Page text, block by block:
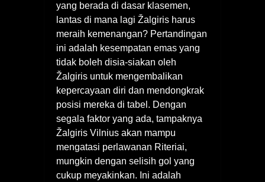
yang berada di dasar klasemen,
lantas di mana lagi Žalgiris harus
meraih kemenangan? Pertandingan
ini adalah kesempatan emas yang
tidak boleh disia-siakan oleh
Žalgiris untuk mengembalikan
kepercayaan diri dan mendongkrak
posisi mereka di tabel. Dengan
segala faktor yang ada, tampaknya
Žalgiris Vilnius akan mampu
mengatasi perlawanan Riteriai,
mungkin dengan selisih gol yang
cukup meyakinkan. Ini adalah